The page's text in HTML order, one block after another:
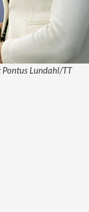
Lundahl/TT